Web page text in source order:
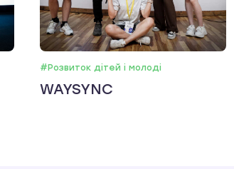
#Розвиток дітей і молоді
WAYSYNC